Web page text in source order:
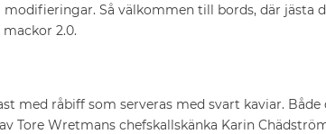
modifieringar. Så välkommen till bords, där jästa
2.0.
med råbiff som serveras med svart kaviar.
Tore Wretmans chefskallskänka Karin